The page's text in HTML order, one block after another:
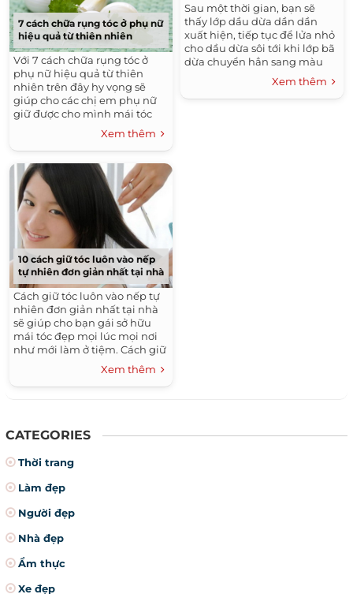
7 cách chữa rụng tóc ở phụ nữ
hiệu quả từ thiên nhiên
Với 7 cách chữa rụng tóc ở
phụ nữ hiệu quả từ thiên
nhiên trên đây hy vọng sẽ
giúp cho các chị em phụ nữ
giữ được cho mình mái tóc
dày mềm mại nhất. Khi thực
hiện các cách trên cần phải có
sự kiên nhẫn thì mới mang lại
hiệu quả an toàn cho sức
khỏe. Chúc bạn luôn trẻ trung
xinh xắn và đừng quên đồng
hành cùng Guu4you.com để
biết thêm nhiều thông tin
làm đẹp khác nhé.
Xem thêm
10 cách giữ tóc luôn vào nếp
tự nhiên đơn giản nhất tại nhà
Cách giữ tóc luôn vào nếp tự
nhiên đơn giản nhất tại nhà
sẽ giúp cho bạn gái sở hữu
mái tóc đẹp mọi lúc mọi nơi
như mới làm ở tiệm. Cách giữ
tóc luôn vào nếp vô cùng
Xem thêm
Sau một thời gian, bạn sẽ
thấy lớp dầu dừa dần dần
xuất hiện, tiếp tục để lửa nhỏ
cho dầu dừa sôi tới khi lớp bã
dừa chuyển hẳn sang màu
vàng nâu. Tắt bếp và chắt lọc
lớp dầu dừa vàng óng.
Khoảng thời gian xuất hiện
Xem thêm
CATEGORIES
Thời trang
Làm đẹp
Người đẹp
Nhà đẹp
Ẩm thực
Xe đẹp